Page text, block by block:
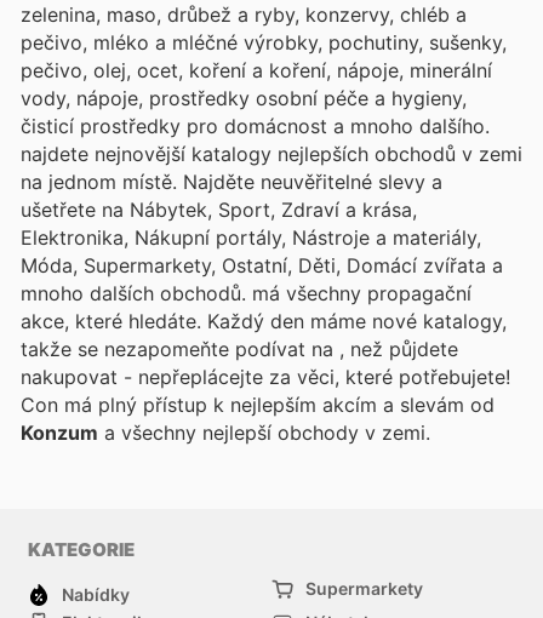
zelenina, maso, drůbež a ryby, konzervy, chléb a
pečivo, mléko a mléčné výrobky, pochutiny, sušenky,
pečivo, olej, ocet, koření a koření, nápoje, minerální
vody, nápoje, prostředky osobní péče a hygieny,
čisticí prostředky pro domácnost a mnoho dalšího.
najdete nejnovější katalogy nejlepších obchodů v zemi
na jednom místě. Najděte neuvěřitelné slevy a
ušetřete na Nábytek, Sport, Zdraví a krása,
Elektronika, Nákupní portály, Nástroje a materiály,
Móda, Supermarkety, Ostatní, Děti, Domácí zvířata a
mnoho dalších obchodů. má všechny propagační
akce, které hledáte. Každý den máme nové katalogy,
takže se nezapomeňte podívat na , než půjdete
nakupovat - nepřeplácejte za věci, které potřebujete!
Con má plný přístup k nejlepším akcím a slevám od
Konzum a všechny nejlepší obchody v zemi.
KATEGORIE
Nabídky
Supermarkety